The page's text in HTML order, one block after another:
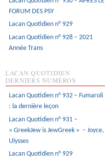
FORUM DES PSY
Lacan Quotidien n° 929
Lacan Quotidien n° 928 – 2021
Année Trans
LACAN QUOTIDIEN
DERNIERS NUMÉROS
Lacan Quotidien n° 932 – Fumaroli
: la dernière leçon
Lacan Quotidien n° 931 –
« GreekJew is JewGreek » – Joyce,
Ulysses
Lacan Quotidien n° 929